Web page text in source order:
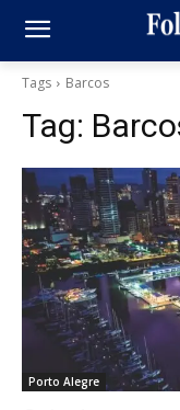
Tags Barcos
Tag:
Porto Alegre